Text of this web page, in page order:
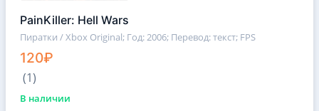
PainKiller: Hell Wars
Пиратки / Xbox Original; Год: 2006; Перевод: текст; FPS
120₽
(1)
В наличии